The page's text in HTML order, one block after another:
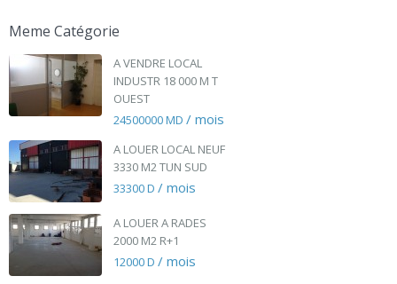
Meme Catégorie
A VENDRE LOCAL
INDUSTR 18 000 M T
OUEST
24500000 MD / mois
A LOUER LOCAL NEUF
3330 M2 TUN SUD
33300 D / mois
A LOUER A RADES
2000 M2 R+1
12000 D / mois